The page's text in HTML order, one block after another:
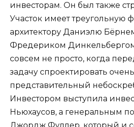
инвесторам. Он был также
Участок имеет треугольную
архитектору Даниэлю
Фредериком
совсем не просто, когда
задачу спроектировать очень
представительный
Инвестором выступила
Ньюхаусов, а генеральным